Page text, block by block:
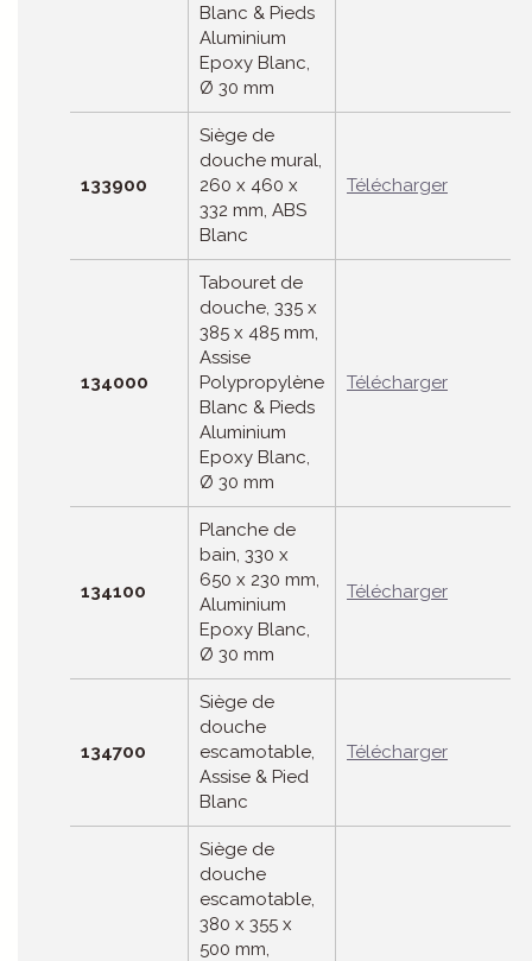
Blanc & Pieds
Aluminium
Epoxy Blanc,
Ø 30 mm
133900
Siège de
douche mural,
260 x 460 x
332 mm, ABS
Blanc
Télécharger
134000
Tabouret de
douche, 335 x
385 x 485 mm,
Assise
Polypropylène
Blanc & Pieds
Aluminium
Epoxy Blanc,
Ø 30 mm
Télécharger
134100
Planche de
bain, 330 x
650 x 230 mm,
Aluminium
Epoxy Blanc,
Ø 30 mm
Télécharger
134700
Siège de
douche
escamotable,
Assise & Pied
Blanc
Télécharger
Siège de
douche
escamotable,
380 x 355 x
500 mm,